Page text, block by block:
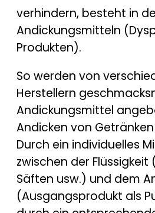
verhindern, besteht in
Andickungsmitteln
Produkten).
So werden von
Herstellern
Andickungsmittel
Andicken von
Durch ein individuelles
zwischen der Flüssigkeit
Säften usw.) und dem
(Ausgangsprodukt als